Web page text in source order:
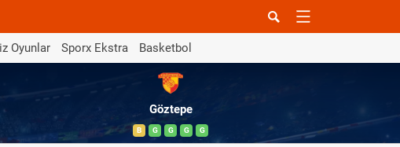
Oyunlar Sporx Ekstra Basketbol
Göztepe
B G G G G